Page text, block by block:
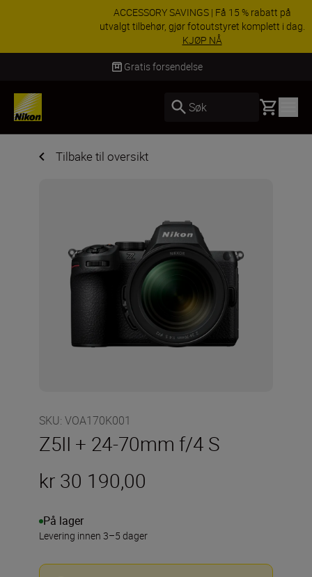
ACCESSORY SAVINGS | Få 15 % rabatt på
utvalgt tilbehør, gjør fotoutstyret komplett i dag.
Gratis forsendelse
Søk Basket
Tilbake til oversikt
SKU: VOA170K001
Z5II + 24-70mm f/4 S
kr 30 190,00
På lager
Levering innen 3–5 dager